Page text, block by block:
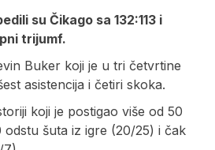
su Čikago sa 132:113 i
trijumf.
Buker koji je u tri četvrtine
asistencija i četiri skoka.
koji je postigao više od 50
odstu šuta iz igre (20/25) i čak